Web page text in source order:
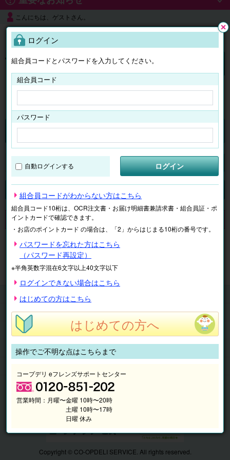
こんにちは、ゲストさん。
よくある質問
ログイン
チケット マイページ
検索
申し訳ございません。 現在、該当商品は、お取扱いしておりません。
マイページ 注文履歴
抽選結果
請求内容
チケット
くらしのサービス
このサイトの使い方
マイページ
Copyright © CO-OPDELI SERVICE. All rights reserved.
ログイン
組合員コードとパスワードを入力してください。
組合員コード
パスワード
自動ログインする ログイン
組合員コードがわからない方はこちら
組合員コード10桁は、OCR注文書・お届け明細書兼請求書・組合員証・ポ
イントカードで確認できます。
・お店のポイントカード の場合は、「2」からはじまる10桁の番号です。
パスワードを忘れた方はこちら
（パスワード再設定）
※半角英数字混在6文字以上40文字以下
ログインできない場合はこちら
はじめての方はこちら
はじめての方へ
操作でご不明な点はこちらまで
コープデリ eフレンズサポートセンター
営業時間： 月曜〜金曜 10時〜20時
土曜 10時〜17時
日曜 休み